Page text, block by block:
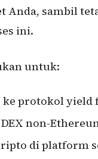
Anda, sambil
ini.
untuk:
protokol yield
non-
di platform